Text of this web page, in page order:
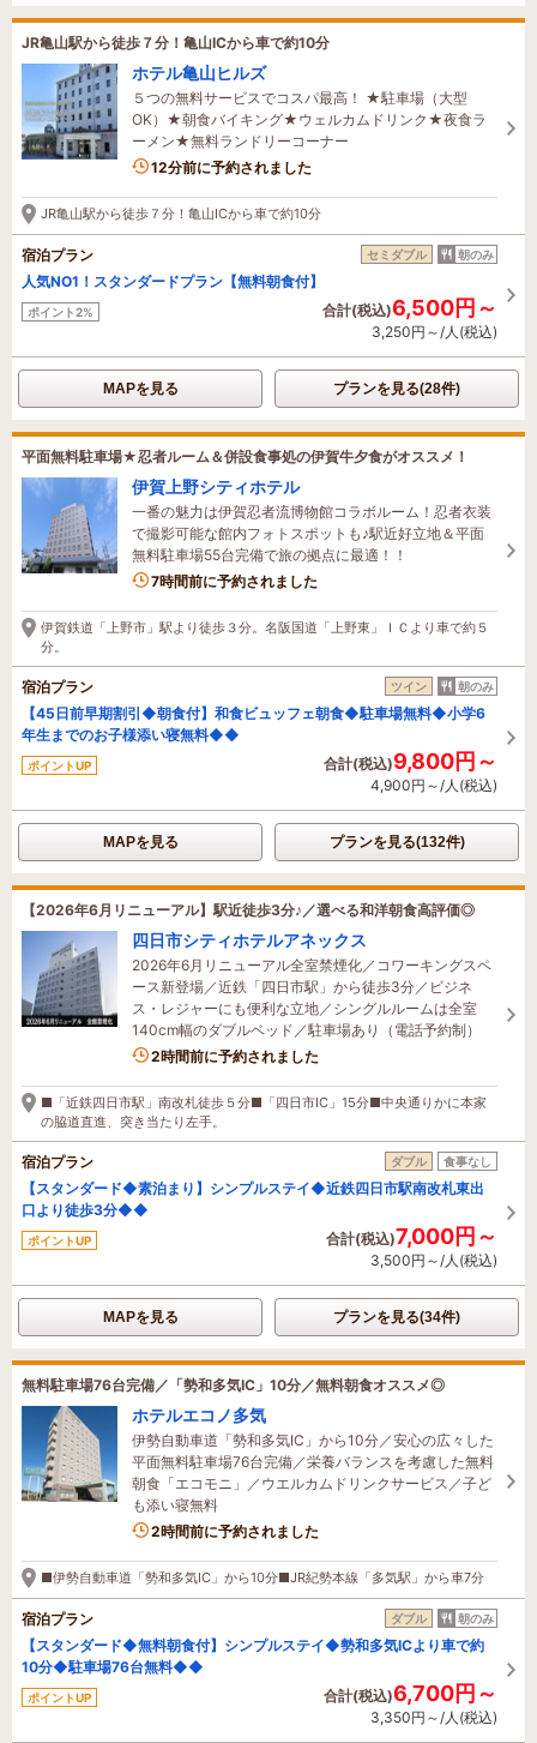
JR亀山駅から徒歩７分！亀山ICから車で約10分
ホテル亀山ヒルズ
５つの無料サービスでコスパ最高！ ★駐車場（大型
OK）★朝食バイキング★ウェルカムドリンク★夜食ラ
ーメン★無料ランドリーコーナー
5名がこの宿を見ています
12分前に予約されました
JR亀山駅から徒歩７分！亀山ICから車で約10分
宿泊プラン セミダブル 朝のみ
人気NO1！スタンダードプラン【無料朝食付】
ポイント2% 合計(税込)6,500円～
3,250円～/人(税込)
MAPを見る プランを見る(28件)
平面無料駐車場★忍者ルーム＆併設食事処の伊賀牛夕食がオススメ！
伊賀上野シティホテル
一番の魅力は伊賀忍者流博物館コラボルーム！忍者衣装
で撮影可能な館内フォトスポットも♪駅近好立地＆平面
無料駐車場55台完備で旅の拠点に最適！！
4名がこの宿を見ています
7時間前に予約されました
伊賀鉄道「上野市」駅より徒歩３分。名阪国道「上野東」ＩＣより車で約５
分。
宿泊プラン ツイン 朝のみ
【45日前早期割引◆朝食付】和食ビュッフェ朝食◆駐車場無料◆小学6
年生までのお子様添い寝無料◆◆
ポイントUP 合計(税込)9,800円～
4,900円～/人(税込)
MAPを見る プランを見る(132件)
【2026年6月リニューアル】駅近徒歩3分♪／選べる和洋朝食高評価◎
四日市シティホテルアネックス
2026年6月リニューアル全室禁煙化／コワーキングスペ
ース新登場／近鉄「四日市駅」から徒歩3分／ビジネ
ス・レジャーにも便利な立地／シングルルームは全室
140cm幅のダブルベッド／駐車場あり（電話予約制）
2時間前に予約されました
■「近鉄四日市駅」南改札徒歩５分■「四日市IC」15分■中央通りかに本家
の脇道直進、突き当たり左手。
宿泊プラン ダブル 食事なし
【スタンダード◆素泊まり】シンプルステイ◆近鉄四日市駅南改札東出
口より徒歩3分◆◆
ポイントUP 合計(税込)7,000円～
3,500円～/人(税込)
MAPを見る プランを見る(34件)
無料駐車場76台完備／「勢和多気IC」10分／無料朝食オススメ◎
ホテルエコノ多気
伊勢自動車道「勢和多気IC」から10分／安心の広々した
平面無料駐車場76台完備／栄養バランスを考慮した無料
朝食「エコモニ」／ウエルカムドリンクサービス／子ど
も添い寝無料
2時間前に予約されました
■伊勢自動車道「勢和多気IC」から10分■JR紀勢本線「多気駅」から車7分
宿泊プラン ダブル 朝のみ
【スタンダード◆無料朝食付】シンプルステイ◆勢和多気ICより車で約
10分◆駐車場76台無料◆◆
ポイントUP 合計(税込)6,700円～
3,350円～/人(税込)